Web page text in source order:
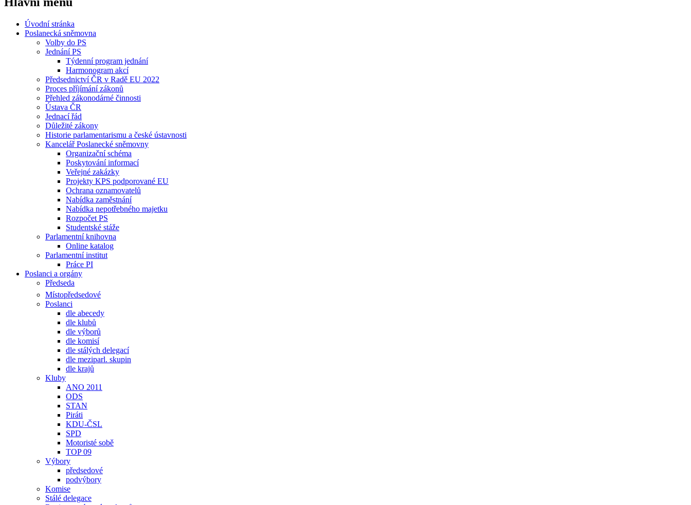
Úvodní stránka
Poslanecká sněmovna
Volby do PS
Jednání PS
Týdenní program jednání
Harmonogram akcí
Předsednictví ČR v Radě EU 2022
Proces příjímání zákonů
Přehled zákonodárné činnosti
Ústava ČR
Jednací řád
Důležité zákony
Historie parlamentarismu a české ústavnosti
Kancelář Poslanecké sněmovny
Organizační schéma
Poskytování informací
Veřejné zakázky
Projekty KPS podporované EU
Ochrana oznamovatelů
Nabídka zaměstnání
Nabídka nepotřebného majetku
Rozpočet PS
Studentské stáže
Parlamentní knihovna
Online katalog
Parlamentní institut
Práce PI
Poslanci a orgány
Předseda
Místopředsedové
Poslanci
dle abecedy
dle klubů
dle výborů
dle komisí
dle stálých delegací
dle meziparl. skupin
dle krajů
Kluby
ANO 2011
ODS
STAN
Piráti
KDU-ČSL
SPD
Motoristé sobě
TOP 09
Výbory
předsedové
podvýbory
Komise
Stálé delegace